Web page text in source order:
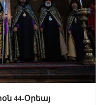
44-Օրեայ